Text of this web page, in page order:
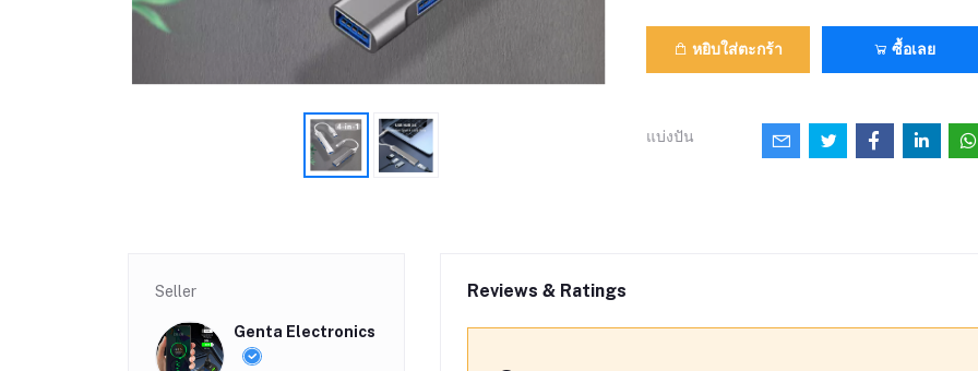
หยิบใส่ตะกร้า ซื้อเลย
แบ่งปัน
Seller
Genta Electronics
Reviews & Ratings